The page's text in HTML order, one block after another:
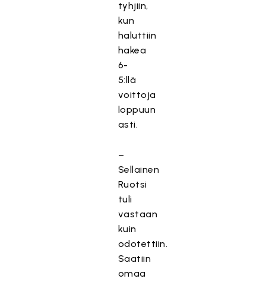
tyhjiin,
kun
haluttiin
hakea
6-
5:llä
voittoja
loppuun
asti.
–
Sellainen
Ruotsi
tuli
vastaan
kuin
odotettiin.
Saatiin
omaa